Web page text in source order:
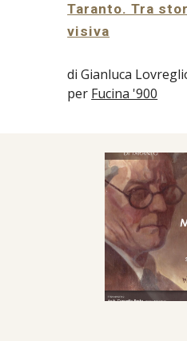
Taranto. Tra
visiva
di Gianluca
per Fucina '900